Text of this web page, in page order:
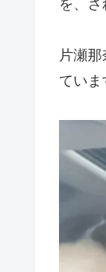
を、さ
片瀬
ていま